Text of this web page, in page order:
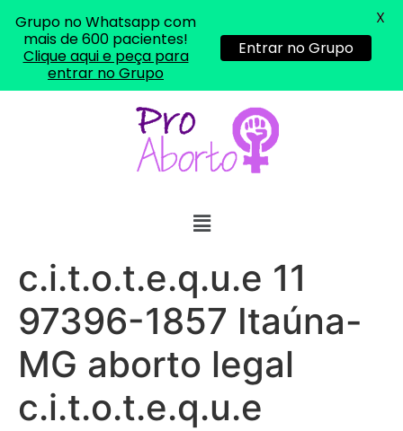
c.i.t.o.t.e.q.u.e 11
97396-1857 Itaúna-
MG aborto legal
c.i.t.o.t.e.q.u.e
Grupo no Whatsapp com
mais de 600 pacientes!
Clique aqui e peça para
entrar no Grupo
Entrar no Grupo
X
... (1998989**** em
http://www.proaborto.com)
resposta" muito isso, disse tudo